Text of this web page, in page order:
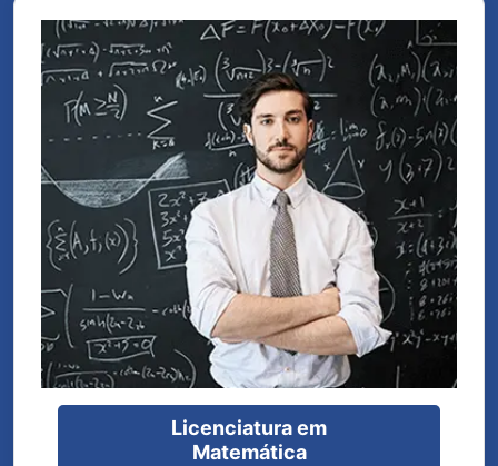
Licenciatura em
Matemática